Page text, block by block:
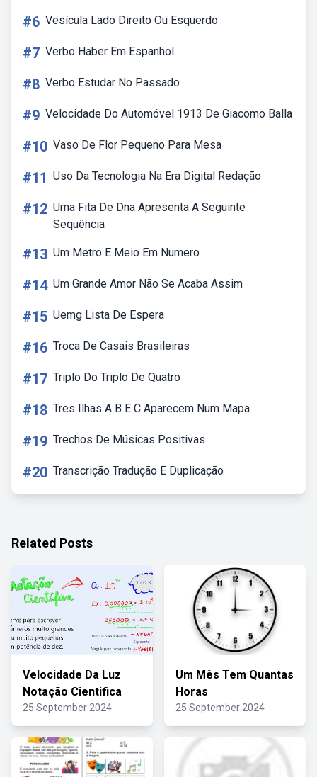
#6 Vesícula Lado Direito Ou Esquerdo
#7 Verbo Haber Em Espanhol
#8 Verbo Estudar No Passado
#9 Velocidade Do Automóvel 1913 De Giacomo Balla
#10 Vaso De Flor Pequeno Para Mesa
#11 Uso Da Tecnologia Na Era Digital Redação
#12 Uma Fita De Dna Apresenta A Seguinte
Sequência
#13 Um Metro E Meio Em Numero
#14 Um Grande Amor Não Se Acaba Assim
#15 Uemg Lista De Espera
#16 Troca De Casais Brasileiras
#17 Triplo Do Triplo De Quatro
#18 Tres Ilhas A B E C Aparecem Num Mapa
#19 Trechos De Músicas Positivas
#20 Transcrição Tradução E Duplicação
Related Posts
Velocidade Da Luz
Notação Cientifica
25 September 2024
Um Mês Tem Quantas
Horas
25 September 2024